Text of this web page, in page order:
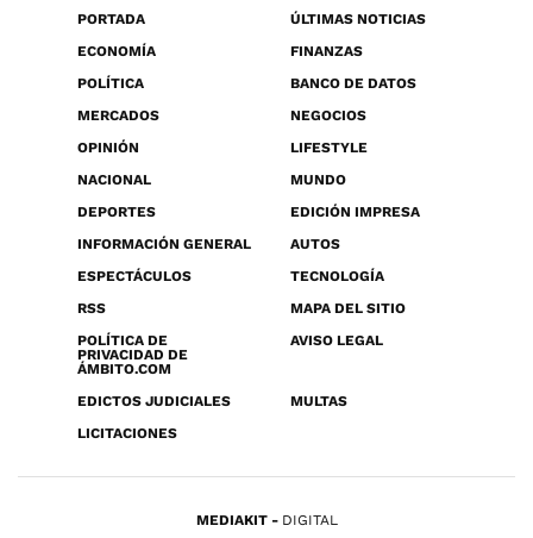
PORTADA
ÚLTIMAS NOTICIAS
ECONOMÍA
FINANZAS
POLÍTICA
BANCO DE DATOS
MERCADOS
NEGOCIOS
OPINIÓN
LIFESTYLE
NACIONAL
MUNDO
DEPORTES
EDICIÓN IMPRESA
INFORMACIÓN GENERAL
AUTOS
ESPECTÁCULOS
TECNOLOGÍA
RSS
MAPA DEL SITIO
POLÍTICA DE
PRIVACIDAD DE
ÁMBITO.COM
AVISO LEGAL
EDICTOS JUDICIALES
MULTAS
LICITACIONES
MEDIAKIT DIGITAL